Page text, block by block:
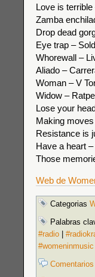
Love is
Zamba
Drop dead
Eye trap –
Whorewall –
Aliado –
Woman – V
Widow –
Lose your
Making
Resistance is
Have a heart
Those
Web de
Categorias
Palabras
#radio
#womeninmusic